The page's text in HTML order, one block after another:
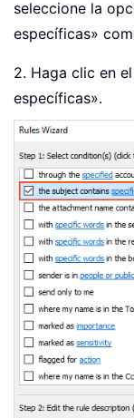
seleccione la
específicas»
2. Haga clic en
específicas».